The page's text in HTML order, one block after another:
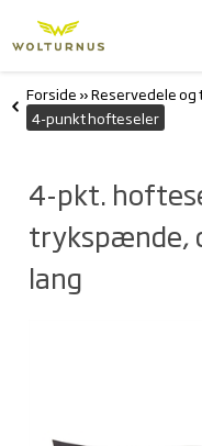
Forside »Reservedele
4-punkt hofteseler
4-pkt.
trykspænde,
lang